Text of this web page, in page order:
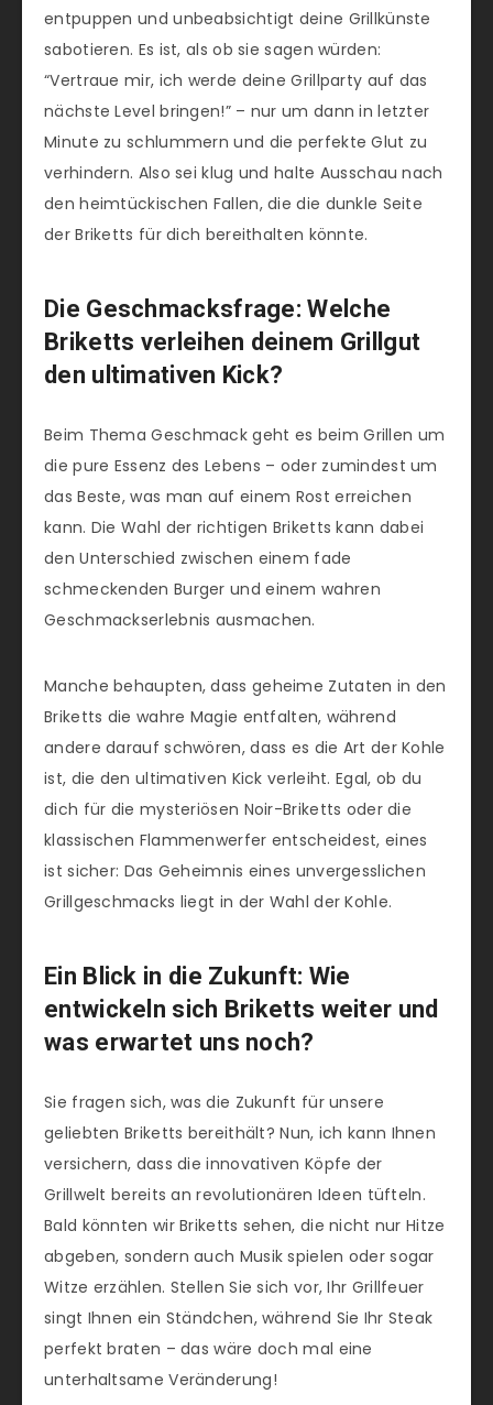
entpuppen und unbeabsichtigt deine Grillkünste
sabotieren. Es ist, als ob sie sagen würden:
“Vertraue mir, ich werde deine Grillparty auf das
nächste Level bringen!” – nur um dann in letzter
Minute zu schlummern und die perfekte Glut zu
verhindern. Also sei klug und halte Ausschau nach
den heimtückischen Fallen, die die dunkle Seite
der Briketts für dich bereithalten könnte.
Die Geschmacksfrage: Welche
Briketts verleihen deinem Grillgut
den ultimativen Kick?
Beim Thema Geschmack geht es beim Grillen um
die pure Essenz des Lebens – oder zumindest um
das Beste, was man auf einem Rost erreichen
kann. Die Wahl der richtigen Briketts kann dabei
den Unterschied zwischen einem fade
schmeckenden Burger und einem wahren
Geschmackserlebnis ausmachen.
Manche behaupten, dass geheime Zutaten in den
Briketts die wahre Magie entfalten, während
andere darauf schwören, dass es die Art der Kohle
ist, die den ultimativen Kick verleiht. Egal, ob du
dich für die mysteriösen Noir-Briketts oder die
klassischen Flammenwerfer entscheidest, eines
ist sicher: Das Geheimnis eines unvergesslichen
Grillgeschmacks liegt in der Wahl der Kohle.
Ein Blick in die Zukunft: Wie
entwickeln sich Briketts weiter und
was erwartet uns noch?
Sie fragen sich, was die Zukunft für unsere
geliebten Briketts bereithält? Nun, ich kann Ihnen
versichern, dass die innovativen Köpfe der
Grillwelt bereits an revolutionären Ideen tüfteln.
Bald könnten wir Briketts sehen, die nicht nur Hitze
abgeben, sondern auch Musik spielen oder sogar
Witze erzählen. Stellen Sie sich vor, Ihr Grillfeuer
singt Ihnen ein Ständchen, während Sie Ihr Steak
perfekt braten – das wäre doch mal eine
unterhaltsame Veränderung!